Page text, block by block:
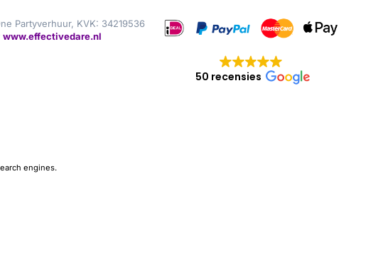
Partyverhuur, KVK: 34219536
www.effectivedare.nl
50 recensies
engines.